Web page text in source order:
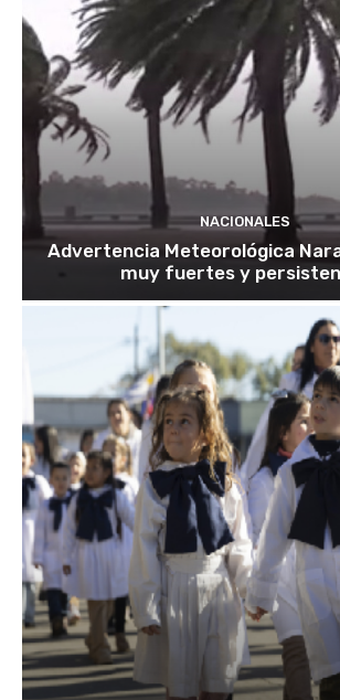
NACIONALES
Advertencia Meteorológica
muy fuertes y